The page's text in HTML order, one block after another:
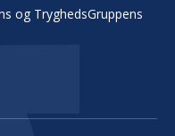
og TryghedsGruppens